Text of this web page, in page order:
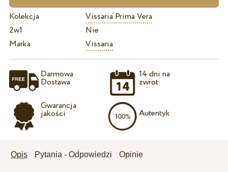
Kolekcja
Vissaria Prima Vera
2w1
Nie
Marka
Vissaria
Darmowa
Dostawa
Gwarancja
jakości
14 dni na
zwrot
Autentyk
Opis Pytania - Odpowiedzi Opinie